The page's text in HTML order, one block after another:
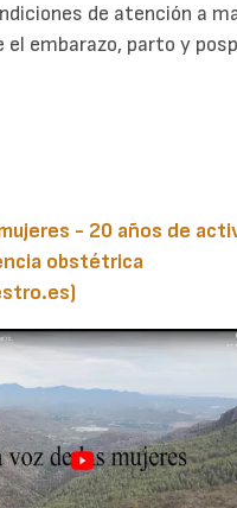
de atención a
el embarazo, parto y
- 20 años de
obstétrica